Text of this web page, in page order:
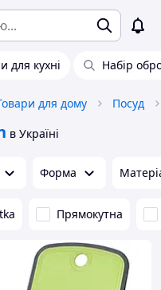
для кухні Набір
для дому Посуд
в Україні
Форма
Прямокутна